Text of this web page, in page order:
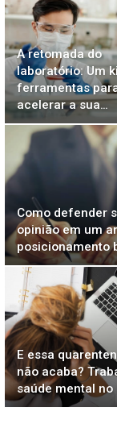
A retomada do
laboratório: Um
ferramentas
acelerar a sua…
Como defender
opinião em um
posicionamento
E essa
não acaba?
saúde mental no